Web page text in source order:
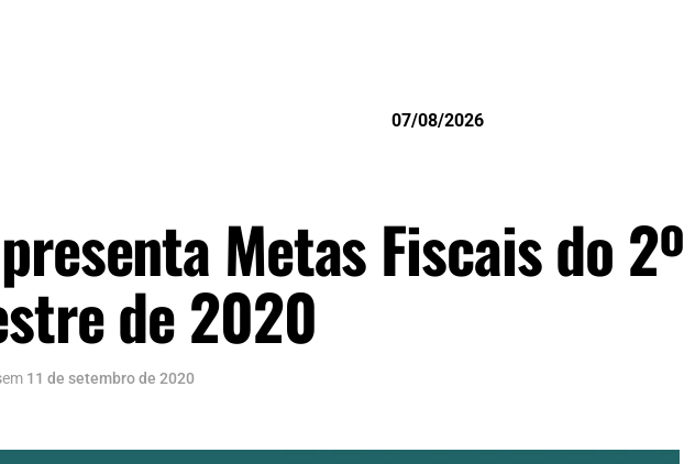
07/08/2026
Metas Fiscais do 2º
de 2020
em 11 de setembro de 2020